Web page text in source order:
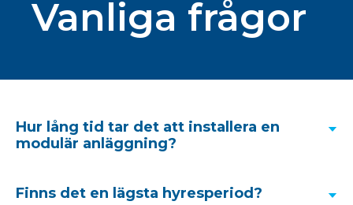
Vanliga frågor
Hur lång tid tar det att installera en
modulär anläggning?
Finns det en lägsta hyresperiod?